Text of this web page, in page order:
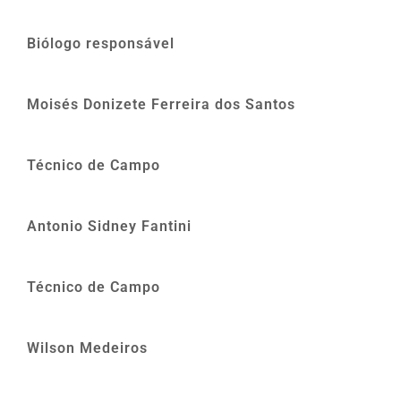
Biólogo responsável
Moisés Donizete Ferreira dos Santos
Técnico de Campo
Antonio Sidney Fantini
Técnico de Campo
Wilson Medeiros